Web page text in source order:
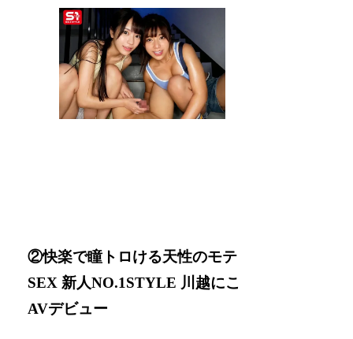
②快楽で瞳トロける天性のモテ
SEX 新人NO.1STYLE 川越にこ
AVデビュー